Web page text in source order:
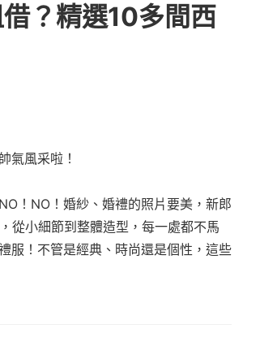
？精選10多間西
氣風采啦！
！NO！婚紗、婚禮的照片要美，新郎
從小細節到整體造型，每一處都不馬
服！不管是經典、時尚還是個性，這些